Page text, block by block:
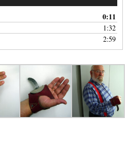
0:11
1:32
2:59